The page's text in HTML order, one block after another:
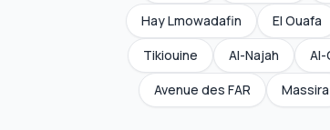
Hay Lmowadafin
El Ouafa
Tikiouine
Al-Najah Al-
Avenue des FAR
Massira